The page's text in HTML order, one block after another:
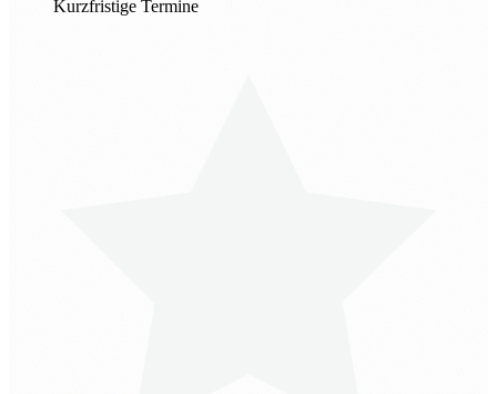
Kurzfristige Termine